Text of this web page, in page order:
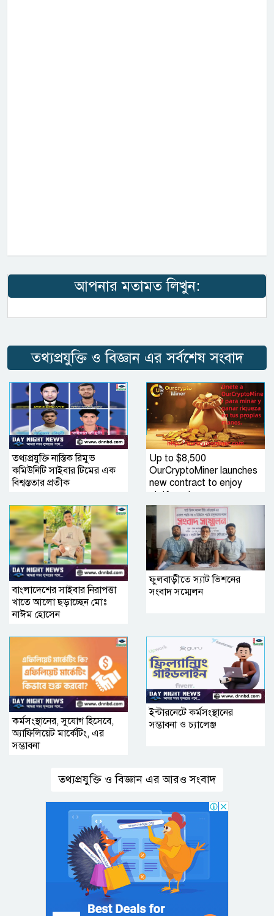
আপনার মতামত লিখুন:
তথ্যপ্রযুক্তি ও বিজ্ঞান এর সর্বশেষ সংবাদ
তথ্যপ্রযুক্তি নাস্তিক রিমুভ
কমিউনিটি সাইবার টিমের এক
বিশ্বস্ততার প্রতীক
Up to $8,500
OurCryptoMiner launches
new contract to enjoy
platform bonus
বাংলাদেশের সাইবার নিরাপত্তা
খাতে আলো ছড়াচ্ছেন মোঃ
নাঈম হোসেন
ফুলবাড়ীতে স্যাট ভিশনের
সংবাদ সম্মেলন
কর্মসংস্থানের, সুযোগ হিসেবে,
অ্যাফিলিয়েট মার্কেটিং, এর
সম্ভাবনা
ইন্টারনেটে কর্মসংস্থানের
সম্ভাবনা ও চ্যালেঞ্জ
তথ্যপ্রযুক্তি ও বিজ্ঞান এর আরও সংবাদ